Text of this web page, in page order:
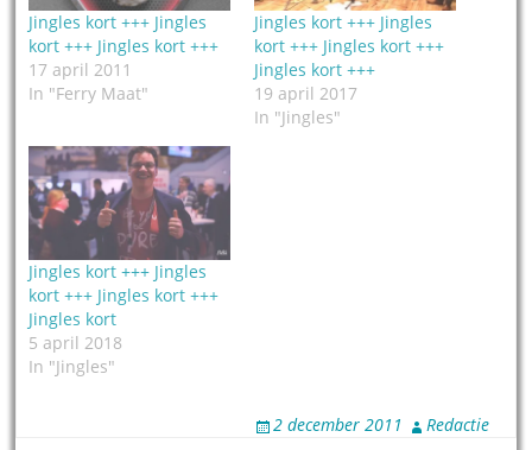
Jingles kort +++ Jingles
kort +++ Jingles kort +++
17 april 2011
In "Ferry Maat"
Jingles kort +++ Jingles
kort +++ Jingles kort +++
Jingles kort +++
19 april 2017
In "Jingles"
Jingles kort +++ Jingles
kort +++ Jingles kort +++
Jingles kort
5 april 2018
In "Jingles"
2 december 2011 Redactie